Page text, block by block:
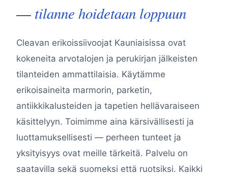
— tilanne hoidetaan loppuun
Cleavan erikoissiivoojat Kauniaisissa ovat
kokeneita arvotalojen ja perukirjan jälkeisten
tilanteiden ammattilaisia. Käytämme
erikoisaineita marmorin, parketin,
antiikkikalusteiden ja tapetien hellävaraiseen
käsittelyyn. Toimimme aina kärsivällisesti ja
luottamuksellisesti — perheen tunteet ja
yksityisyys ovat meille tärkeitä. Palvelu on
saatavilla sekä suomeksi että ruotsiksi. Kaikki